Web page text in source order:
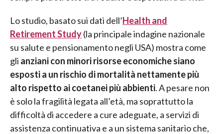
Lo studio, basato sui dati dell’Health and
Retirement Study(la principale indagine nazionale
su salute e pensionamento negli USA) mostra come
gli anziani con minori risorse economiche siano
esposti a un rischio di mortalità nettamente più
alto rispetto ai coetanei più abbienti. A pesare non
è solo la fragilità legata all’età, ma soprattutto la
difficoltà di accedere a cure adeguate, a servizi di
assistenza continuativa e a un sistema sanitario che,